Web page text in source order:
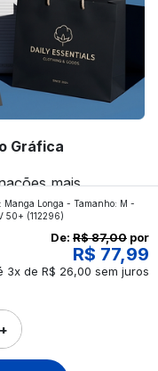
Gráfica
mais
FuturaIM? Então,
para você!
Manga Longa - Tamanho: M -
50+ (112296)
De: R$ 87,00 por
R$ 77,99
3x de R$ 26,00 sem juros
+